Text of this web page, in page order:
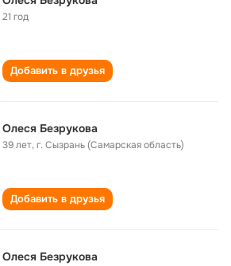
21 год
Добавить в друзья
Олеся Безрукова
39 лет,г. Сызрань (Самарская область)
Добавить в друзья
Олеся Безрукова